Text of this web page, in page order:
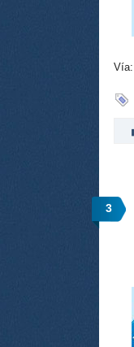
Vía:
3